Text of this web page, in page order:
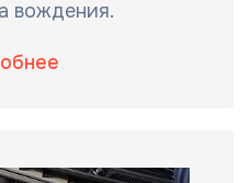
вождения.